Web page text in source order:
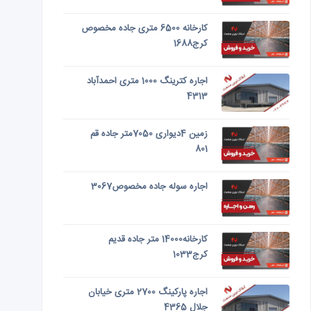
کارخانه 6500 متری جاده مخصوص
کرج1688
اجاره کترینگ 1000 متری احمدآباد
4313
زمین 4دیواری 7050متر جاده قم
801
اجاره سوله جاده مخصوص3067
کارخانه14000 متر جاده قدیم
کرج1033
اجاره پارکینگ 2700 متری خیابان
جلال 4365